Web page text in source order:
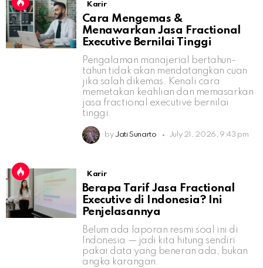
Karir
Cara Mengemas &
Menawarkan Jasa Fractional
Executive Bernilai Tinggi
Pengalaman manajerial bertahun-
tahun tidak akan mendatangkan cuan
jika salah dikemas. Kenali cara
memetakan keahlian dan memasarkan
jasa fractional executive bernilai
tinggi.
by Jati Sunarto July 21, 2026, 9:43 pm
Karir
Berapa Tarif Jasa Fractional
Executive di Indonesia? Ini
Penjelasannya
Belum ada laporan resmi soal ini di
Indonesia — jadi kita hitung sendiri
pakai data yang beneran ada, bukan
angka karangan.